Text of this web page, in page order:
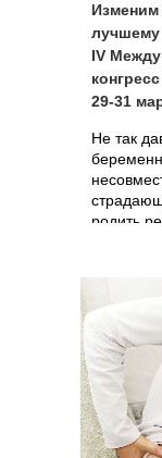
лучшему
IV
29-31
Не так
родить